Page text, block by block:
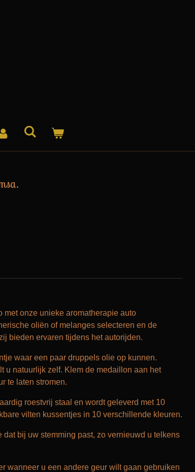
met onze unieke aromatherapie auto
oliën of melanges selecteren en de
bieden ervaren tijdens het autorijden.
waar een paar druppels olie op kunnen.
u natuurlijk zelf. Klem de medaillon aan het
te laten stromen.
roestvrij staal en wordt geleverd met 10
vilten kussentjes in 10 verschillende kleuren.
bij uw stemming past, zo vernieuwd u telkens
wanneer u een andere geur wilt gaan gebruiken